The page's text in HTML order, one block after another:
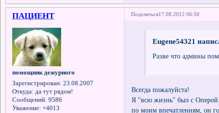
Поделиться17.08.2012 06:50
ПАЦИЕНТ
помощник дежурного
Зарегистрирован: 23.08.2007
Откуда: да тут рядом!
Сообщений: 9586
Уважение: +4013
Eugene54321
Разве что админы
Всегда пожалуйста!
Я "всю жизнь" был с
по моим впечатлениям, он